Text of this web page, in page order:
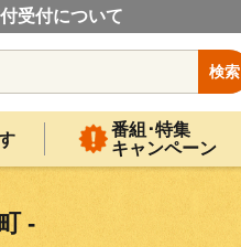
受付について
検索
番組･特集
キャンペーン
-